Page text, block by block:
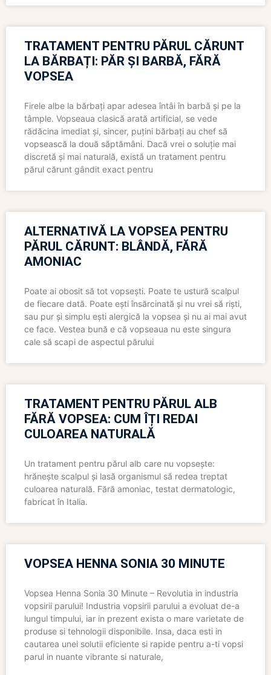
TRATAMENT PENTRU PĂRUL CĂRUNT
LA BĂRBAȚI: PĂR ȘI BARBĂ, FĂRĂ
VOPSEA
Firele albe la bărbați apar adesea întâi în barbă și pe la
tâmple. Vopseaua clasică arată artificial, se vede
rădăcina imediat și, sincer, puțini bărbați au chef să
vopsească la două săptămâni. Dacă vrei o soluție mai
discretă și mai naturală, există un tratament pentru
părul cărunt gândit exact pentru
ALTERNATIVĂ LA VOPSEA PENTRU
PĂRUL CĂRUNT: BLÂNDĂ, FĂRĂ
AMONIAC
Poate ai obosit să tot vopsești. Poate te ustură scalpul
de fiecare dată. Poate ești însărcinată și nu vrei să riști,
sau pur și simplu ești alergică la vopsea și nu ai mai avut
ce face. Vestea bună e că vopseaua nu este singura
cale să scapi de aspectul părului
TRATAMENT PENTRU PĂRUL ALB
FĂRĂ VOPSEA: CUM ÎȚI REDAI
CULOAREA NATURALĂ
Un tratament pentru părul alb care nu vopsește:
hrănește scalpul și lasă organismul să redea treptat
culoarea naturală. Fără amoniac, testat dermatologic,
fabricat în Italia.
VOPSEA HENNA SONIA 30 MINUTE
Vopsea Henna Sonia 30 Minute – Revolutia in industria
vopsirii parului! Industria vopsirii parului a evoluat de-a
lungul timpului, iar in prezent exista o mare varietate de
produse si tehnologii disponibile. Insa, daca esti in
cautarea unei solutii eficiente si rapide pentru a-ti vopsi
parul in nuante vibrante si naturale,